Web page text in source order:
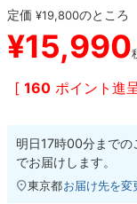
定価 ¥19,800のところ
¥15,990
[ 160 ポイント進
明日17時00分まで
でお届けします。
東京都お届け先を変